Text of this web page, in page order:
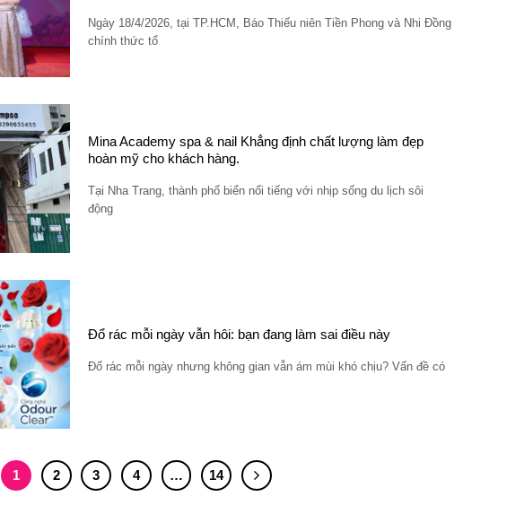
Ngày 18/4/2026, tại TP.HCM, Báo Thiếu niên Tiền Phong và Nhi Đồng
chính thức tổ
Mina Academy spa & nail Khẳng định chất lượng làm đẹp
hoàn mỹ cho khách hàng.
Tại Nha Trang, thành phố biển nổi tiếng với nhịp sống du lịch sôi
động
Đổ rác mỗi ngày vẫn hôi: bạn đang làm sai điều này
Đổ rác mỗi ngày nhưng không gian vẫn ám mùi khó chịu? Vấn đề có
1 2 3 4 … 14